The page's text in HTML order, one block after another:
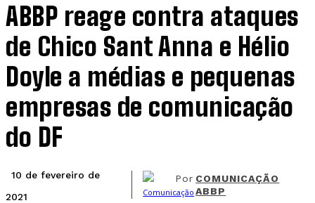
ABBP reage contra ataques
de Chico Sant Anna e Hélio
Doyle a médias e pequenas
empresas de comunicação
do DF
10 de fevereiro de
2021
Por COMUNICAÇÃO
ABBP